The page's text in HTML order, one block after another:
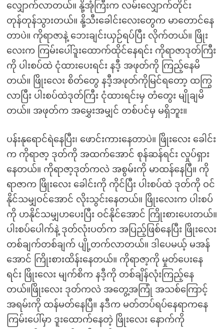
လျှောက်လာတယ်။ နို့အုံကြီးက လမ်းလျှောက်တိုင်း
တုန်တုန်သွားတယ်။ နို့သီးခေါင်းလေးတွေက မာတောင်နေ
တာပဲ။ ကိုရာဇာနဲ့ ဘေးချင်းယှဉ်ရပ်ပြီး လိုက်တယ်။ ဖြိုး
လေးက ကြမ်းပေါ်ဒူးထောက်ထိုင်နေရင်း ကိုရာဇာဒုတ်ကြီး
ကို ပါးစပ်ထဲ ငုံထားပေးရင်း နဒီ့ အဖုတ်ကို ကြည့်နေမိ
တယ်။ ဖြိုးလေး စိတ်တွေ နဒီ့အဖုတ်ကိုမြင်ရတော့ ထကြွ
လာပြီး ပါးစပ်ထဲဒုတ်ကြီး ငုံထားရင်းမှ တံတွေး မျိုချမိ
တယ်။ အဖုတ်က အမွှေးအမျှင် တစ်ပင်မှ မရှိဘူး။
ပန်းနုရောင်ရဲနေပြီး၊ ဖောင်းကားနေတာပဲ။ ဖြိုးလေး ခေါင်း
က ကိုရာဇာ့ ဒုတ်ကို အထက်အောင် စုန်ဆန်ရင်း လှုပ်ရှား
နေတယ်။ ကိုရာဇာ့ဒုတ်ကလဲ အစွမ်းကို မာထန်နေပြီ။ ကို
ရာဇာက ဖြိုးလေး ခေါင်းကို ကိုင်ပြီး ပါးစပ်ထဲ ဒုတ်ကို ဝင်
နိုင်သမျှဝင်အောင် လိုးသွင်းနေတယ်။ ဖြိုးလေးက ပါးစပ်
ကို ဟနိုင်သမျှဟပေးပြီး ဝင်နိုင်အောင် ကြိုးစားပေးတယ်။
ပါးစပ်ပေါက်နဲ့ ဒုတ်လုံးပတ်က အပြည့်ဖြစ်နေပြီး ဖြိုးလေး
တစ်ချက်တစ်ချက် ပျို့တက်လာတယ်။ ဒါပေမယ့် မအန်
အောင် ကြိုးစားထိန်းနေတယ်။ ကိုရာဇာ့ကို မှုတ်ပေးနေ
ရင်း ဖြိုးလေး မျက်စိက နဒီ့ကို တစ်ချိန်လုံးကြည့်နေ
တယ်။ဖြိုးလေး ဒုတ်ကလဲ အတွေ့အကြုံ အသစ်ကြောင့်
အရမ်းကို ထန်မတ်နေပြီ။ နဒီက မတ်တပ်ရပ်နေရာကနေ
ကြမ်းပေါ်မှာ ဒူးထောက်နေတဲ့ ဖြိုးလေး နောက်ကို